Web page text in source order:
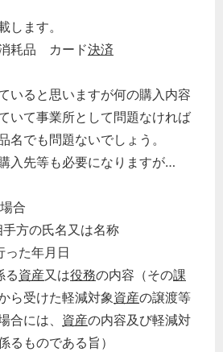
します。
耗品 カード決済
いると思いますが何の購入内容
いて事業所として問題なければ
名でも問題ないでしょう。
入先等も必要になりますが…
合
方の氏名又は名称
った年月日
る資産又は役務の内容（その課
ら受けた軽減対象資産の譲渡等
合には、 資産の内容及び軽減対
るものである旨）